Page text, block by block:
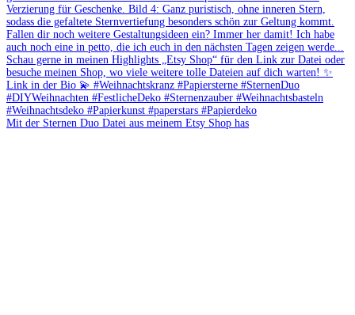
Mit der Sternen Duo Datei aus meinem Etsy Shop has